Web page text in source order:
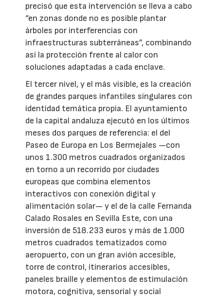
precisó que esta intervención se lleva a cabo
“en zonas donde no es posible plantar
árboles por interferencias con
infraestructuras subterráneas”, combinando
así la protección frente al calor con
soluciones adaptadas a cada enclave.
El tercer nivel, y el más visible, es la creación
de grandes parques infantiles singulares con
identidad temática propia. El ayuntamiento
de la capital andaluza ejecutó en los últimos
meses dos parques de referencia: el del
Paseo de Europa en Los Bermejales —con
unos 1.300 metros cuadrados organizados
en torno a un recorrido por ciudades
europeas que combina elementos
interactivos con conexión digital y
alimentación solar— y el de la calle Fernanda
Calado Rosales en Sevilla Este, con una
inversión de 518.233 euros y más de 1.000
metros cuadrados tematizados como
aeropuerto, con un gran avión accesible,
torre de control, itinerarios accesibles,
paneles braille y elementos de estimulación
motora, cognitiva, sensorial y social